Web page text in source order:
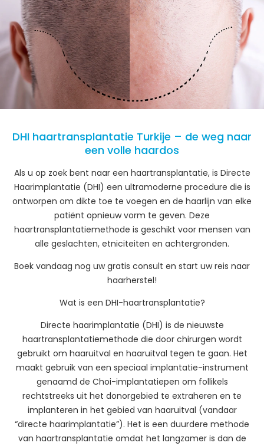
DHI haartransplantatie Turkije – de weg naar
een volle haardos
Als u op zoek bent naar een haartransplantatie, is Directe
Haarimplantatie (DHI) een ultramoderne procedure die is
ontworpen om dikte toe te voegen en de haarlijn van elke
patiënt opnieuw vorm te geven. Deze
haartransplantatiemethode is geschikt voor mensen van
alle geslachten, etniciteiten en achtergronden.
Boek vandaag nog uw gratis consult en start uw reis naar
haarherstel!
Wat is een DHI-haartransplantatie?
Directe haarimplantatie (DHI) is de nieuwste
haartransplantatiemethode die door chirurgen wordt
gebruikt om haaruitval en haaruitval tegen te gaan. Het
maakt gebruik van een speciaal implantatie-instrument
genaamd de Choi-implantatiepen om follikels
rechtstreeks uit het donorgebied te extraheren en te
implanteren in het gebied van haaruitval (vandaar
“directe haarimplantatie”). Het is een duurdere methode
van haartransplantatie omdat het langzamer is dan de